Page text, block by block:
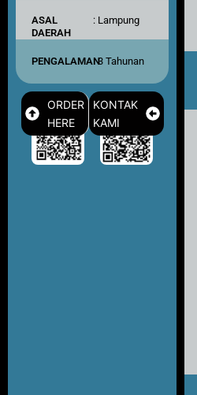
ASAL
DAERAH
: Lampung
PENGALAMAN: 3 Tahunan
ORDER
HERE
KONTAK
KAMI